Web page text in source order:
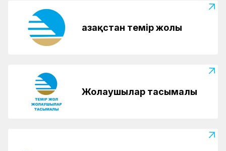
Қазақстан темір жолы
Жолаушылар тасымалы